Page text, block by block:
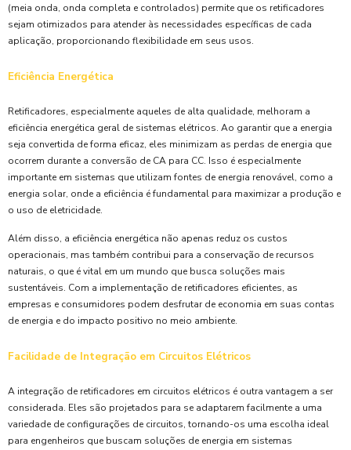
(meia onda, onda completa e controlados) permite que os retificadores
sejam otimizados para atender às necessidades específicas de cada
aplicação, proporcionando flexibilidade em seus usos.
Eficiência Energética
Retificadores, especialmente aqueles de alta qualidade, melhoram a
eficiência energética geral de sistemas elétricos. Ao garantir que a energia
seja convertida de forma eficaz, eles minimizam as perdas de energia que
ocorrem durante a conversão de CA para CC. Isso é especialmente
importante em sistemas que utilizam fontes de energia renovável, como a
energia solar, onde a eficiência é fundamental para maximizar a produção e
o uso de eletricidade.
Além disso, a eficiência energética não apenas reduz os custos
operacionais, mas também contribui para a conservação de recursos
naturais, o que é vital em um mundo que busca soluções mais
sustentáveis. Com a implementação de retificadores eficientes, as
empresas e consumidores podem desfrutar de economia em suas contas
de energia e do impacto positivo no meio ambiente.
Facilidade de Integração em Circuitos Elétricos
A integração de retificadores em circuitos elétricos é outra vantagem a ser
considerada. Eles são projetados para se adaptarem facilmente a uma
variedade de configurações de circuitos, tornando-os uma escolha ideal
para engenheiros que buscam soluções de energia em sistemas